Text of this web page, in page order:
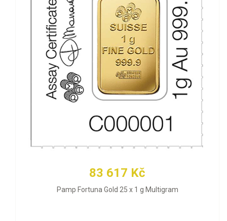
83 617 Kč
Pamp Fortuna Gold 25 x 1 g Multigram